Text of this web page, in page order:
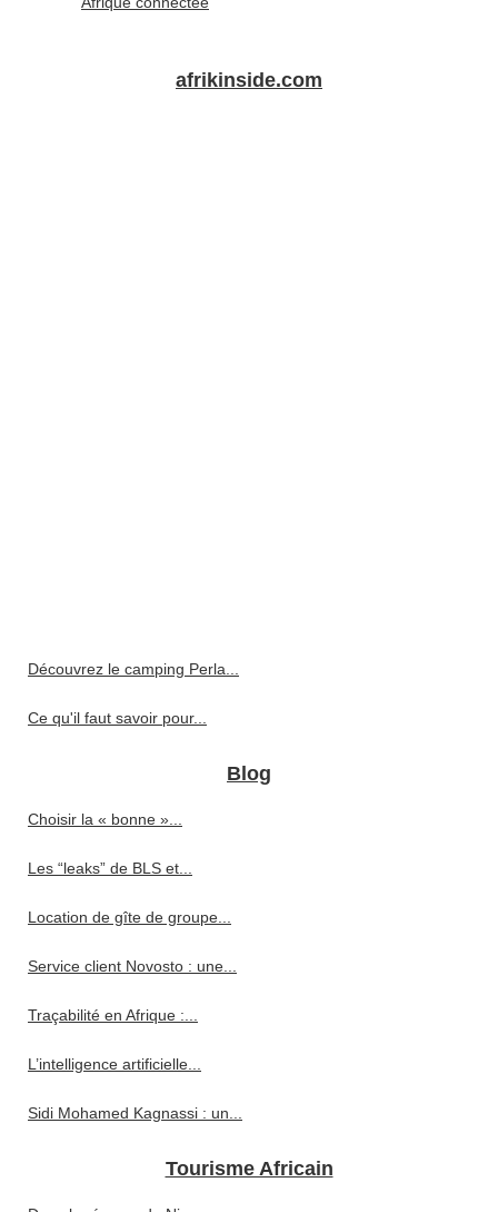
afrikinside.com
Découvrez le camping Perla...
Ce qu'il faut savoir pour...
Blog
Choisir la « bonne »...
Les “leaks” de BLS et...
Location de gîte de groupe...
Service client Novosto : une...
Traçabilité en Afrique :...
L’intelligence artificielle...
Sidi Mohamed Kagnassi : un...
Tourisme Africain